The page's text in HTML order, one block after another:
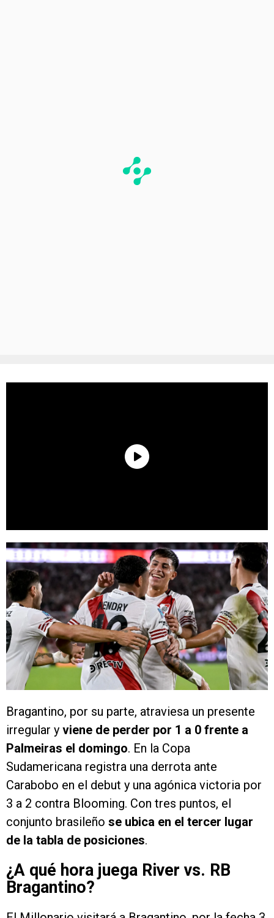
Bragantino, por su parte, atraviesa un presente
irregular y viene de perder por 1 a 0 frente a
Palmeiras el domingo. En la Copa
Sudamericana registra una derrota ante
Carabobo en el debut y una agónica victoria por
3 a 2 contra Blooming. Con tres puntos, el
conjunto brasileño se ubica en el tercer lugar
de la tabla de posiciones.
¿A qué hora juega River vs. RB
Bragantino?